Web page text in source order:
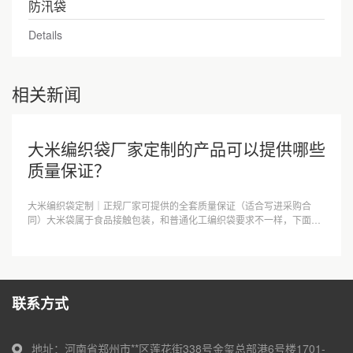
防汛袋
Details
相关新闻
大米编织袋厂家定制的产品可以提供哪些
质量保证？
大米编织袋定制｜正规厂家可提供的全套质量保证（适合写进采购合
同）大米袋属于食品接触包装，和普通化工编织袋要求不一样，下面分
联系方式
地址：河南省郑州市**区莲花街338号金玺总部港6号楼1701-